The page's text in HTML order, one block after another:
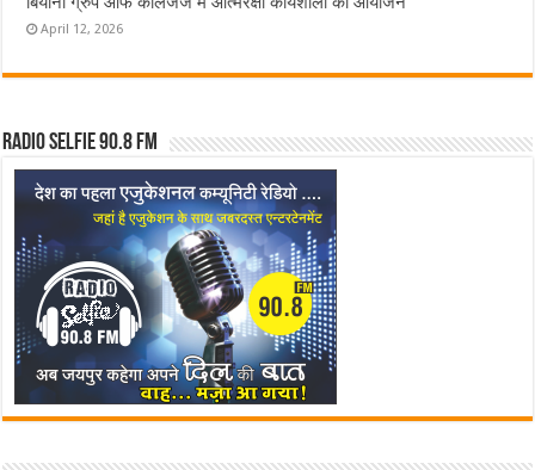
April 12, 2026
Radio Selfie 90.8 FM